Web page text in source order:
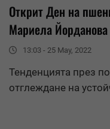
Открит Ден на
Мариела Йорданова
13:03 - 25 May, 2022
Тенденцията през
отглеждане на